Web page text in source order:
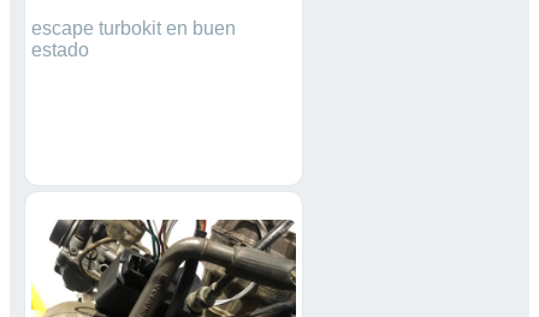
escape turbokit en buen
estado